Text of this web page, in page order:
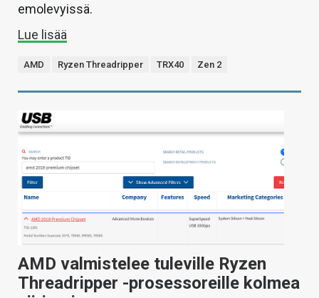
emolevyissä.
Lue lisää
AMD Ryzen Threadripper TRX40 Zen 2
AMD valmistelee tuleville Ryzen
Threadripper -prosessoreille kolmea